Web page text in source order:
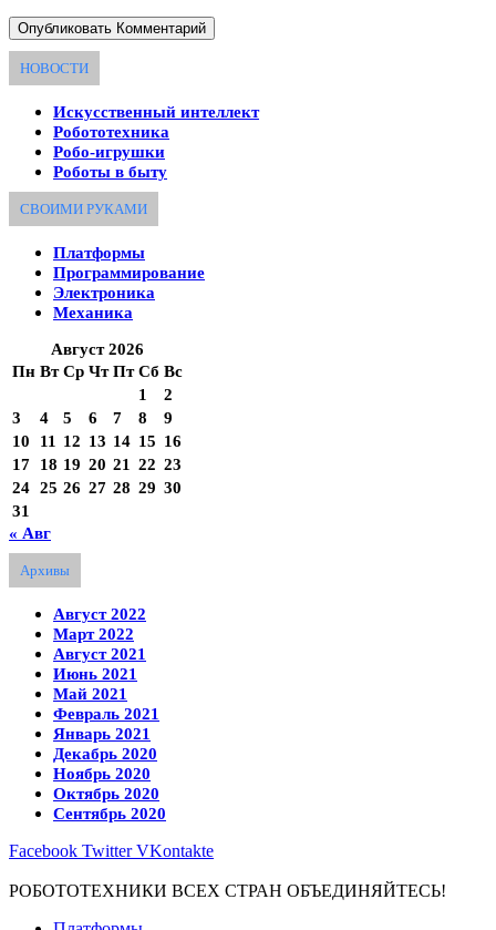
НОВОСТИ
Искусственный интеллект
Робототехника
Робо-игрушки
Роботы в быту
СВОИМИ РУКАМИ
Платформы
Программирование
Электроника
Механика
Август 2026
Пн Вт Ср Чт Пт Сб Вс
1
2
3
4 5 6 7 8
9
10
11 12 13 14 15 16
17
18 19 20 21 22 23
24 25 26 27 28 29 30
31
« Авг
Архивы
Август 2022
Март 2022
Август 2021
Июнь 2021
Май 2021
Февраль 2021
Январь 2021
Декабрь 2020
Ноябрь 2020
Октябрь 2020
Сентябрь 2020
Facebook Twitter VKontakte
РОБОТОТЕХНИКИ ВСЕХ СТРАН ОБЪЕДИНЯЙТЕСЬ!